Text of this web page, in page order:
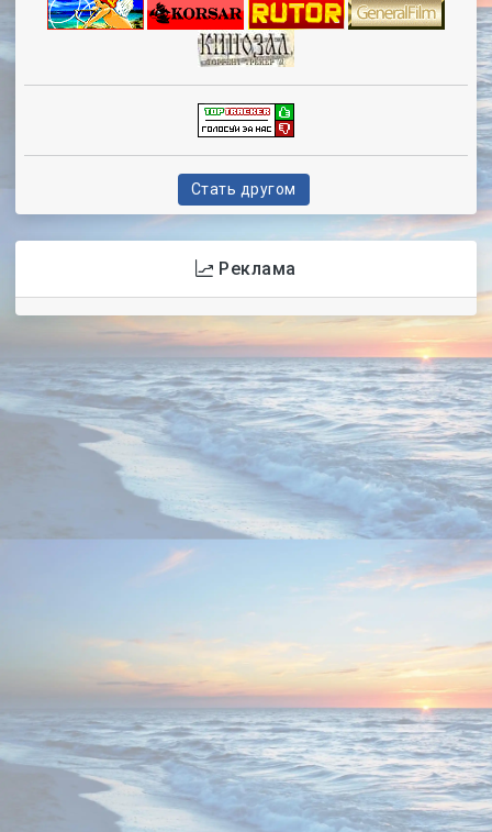
Стать другом
Реклама